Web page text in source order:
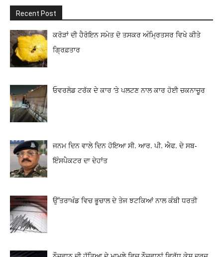
Recent Post
ਕਰੋੜਾਂ ਦੀ ਹੈਰੋਇਨ ਸਮੇਤ ਦੋ ਤਸਕਰ ਅੰਮ੍ਰਿਤਸਰ ਵਿਖੇ ਕੀਤੇ
ਗ੍ਰਿਫ਼ਤਾਰ
ਓਵਰਲੋਡ ਟਰੱਕ ਦੇ ਕਾਰ ‘ਤੇ ਪਲਟਣ ਨਾਲ ਕਾਰ ਹੋਈ ਚਕਨਾਚੂਰ
ਜਨਮ ਦਿਨ ਵਾਲੇ ਦਿਨ ਹੋਇਆ ਸੀ. ਆਰ. ਪੀ. ਐਫ. ਦੇ ਸਬ-
ਇੰਸਪੈਕਟਰ ਦਾ ਦੇਹਾਂਤ
ਉੱਤਰਾਖੰਡ ਵਿਚ ਭੂਚਾਲ ਦੇ ਤੇਜ ਝਟਕਿਆਂ ਨਾਲ ਕੰਬੀ ਧਰਤੀ